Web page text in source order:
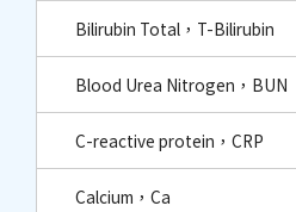
Bilirubin Total，T-Bilirubin
Blood Urea Nitrogen，BUN
C-reactive protein，CRP
Calcium，Ca